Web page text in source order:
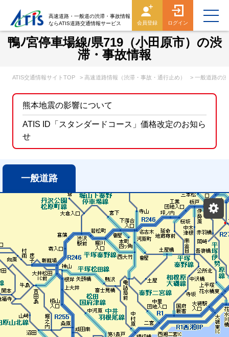
高速道路・一般道の渋滞・事故情報
ならATIS道路交通情報サービス
会員登録 ログイン
鴨ﾉ宮停車場線/県719（小田原市）の渋
滞・事故情報
ATIS交通情報サイトTOP > 高速道路情報（渋滞・事故・通行止め） > 一般道路の
熊本地震の影響について
ATIS ID「スタンダードコース」価格改定のお知ら
せ
一般道路
表示設定
混雑 渋滞 通行止め
チェーン規制等
調整中
規制情報